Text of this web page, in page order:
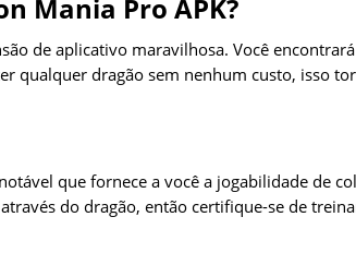
Mania Pro APK?
de aplicativo maravilhosa. Você
qualquer dragão sem nenhum custo, isso
que fornece a você a jogabilidade de
do dragão, então certifique-se de